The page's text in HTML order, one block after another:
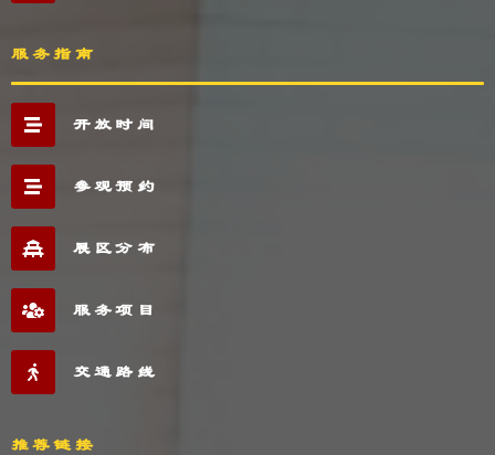
服务指南
开放时间
参观预约
展区分布
服务项目
交通路线
推荐链接